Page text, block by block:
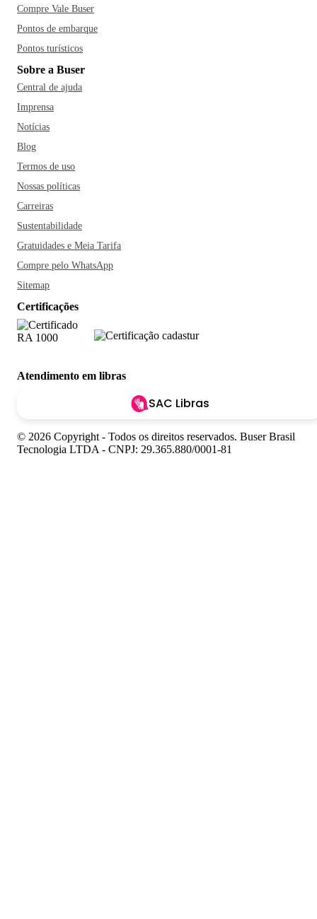
Compre Vale Buser
Pontos de embarque
Pontos turísticos
Sobre a Buser
Central de ajuda
Imprensa
Notícias
Blog
Termos de uso
Nossas políticas
Carreiras
Sustentabilidade
Gratuidades e Meia Tarifa
Compre pelo WhatsApp
Sitemap
Certificações
Atendimento em libras
SAC Libras
© 2026 Copyright - Todos os direitos reservados. Buser Brasil
Tecnologia LTDA - CNPJ: 29.365.880/0001-81